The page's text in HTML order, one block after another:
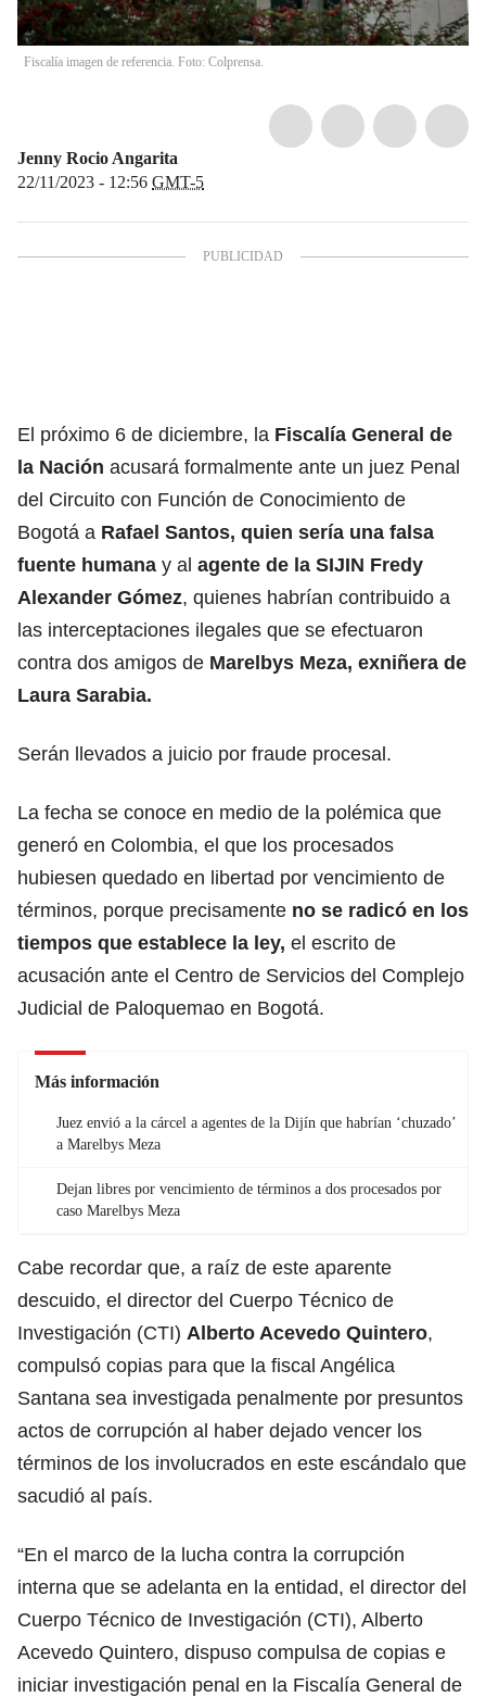
Fiscalía imagen de referencia. Foto: Colprensa.
Jenny Rocio Angarita
22/11/2023 - 12:56 GMT-5
El próximo 6 de diciembre, la Fiscalía General de
la Nación acusará formalmente ante un juez Penal
del Circuito con Función de Conocimiento de
Bogotá a Rafael Santos, quien sería una falsa
fuente humana y al agente de la SIJIN Fredy
Alexander Gómez, quienes habrían contribuido a
las interceptaciones ilegales que se efectuaron
contra dos amigos de Marelbys Meza, exniñera de
Laura Sarabia.
Serán llevados a juicio por fraude procesal.
La fecha se conoce en medio de la polémica que
generó en Colombia, el que los procesados
hubiesen quedado en libertad por vencimiento de
términos, porque precisamente no se radicó en los
tiempos que establece la ley, el escrito de
acusación ante el Centro de Servicios del Complejo
Judicial de Paloquemao en Bogotá.
Más información
Juez envió a la cárcel a agentes de la Dijín que habrían ‘chuzado’
a Marelbys Meza
Dejan libres por vencimiento de términos a dos procesados por
caso Marelbys Meza
Cabe recordar que, a raíz de este aparente
descuido, el director del Cuerpo Técnico de
Investigación (CTI) Alberto Acevedo Quintero,
compulsó copias para que la fiscal Angélica
Santana sea investigada penalmente por presuntos
actos de corrupción al haber dejado vencer los
términos de los involucrados en este escándalo que
sacudió al país.
“En el marco de la lucha contra la corrupción
interna que se adelanta en la entidad, el director del
Cuerpo Técnico de Investigación (CTI), Alberto
Acevedo Quintero, dispuso compulsa de copias e
iniciar investigación penal en la Fiscalía General de